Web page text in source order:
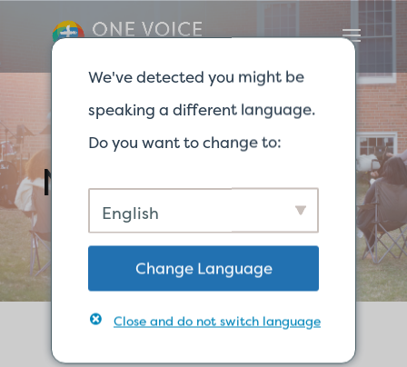
Nos services
We've detected you might be
speaking a different language.
Do you want to change to:
English
Change Language
Close and do not switch language